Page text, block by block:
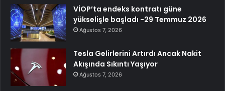
VİOP’ta endeks kontratı güne
yükselişle başladı -29 Temmuz 2026
Ağustos 7, 2026
Tesla Gelirlerini Artırdı Ancak Nakit
Akışında Sıkıntı Yaşıyor
Ağustos 7, 2026